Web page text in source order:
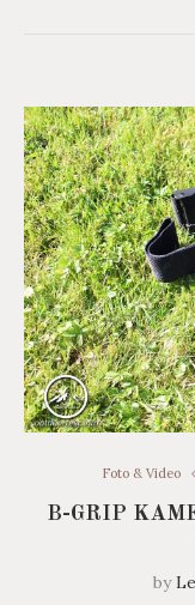
Foto & Video
B-GRIP
by